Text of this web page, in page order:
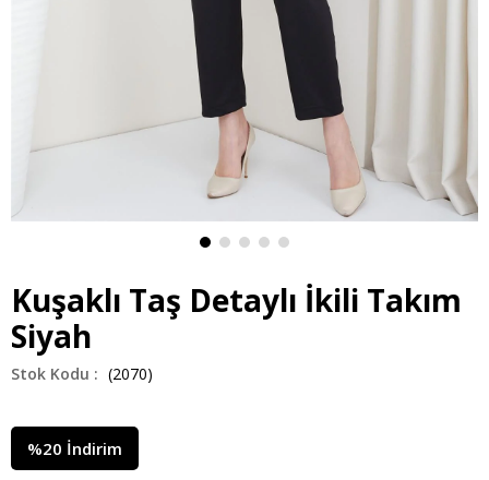
Kuşaklı Taş Detaylı İkili Takım
Siyah
(2070)
%20 İndirim